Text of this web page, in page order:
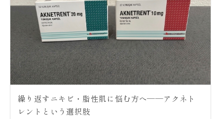
繰り返すニキビ・脂性肌に悩む方へ——アクネト
レントという選択肢